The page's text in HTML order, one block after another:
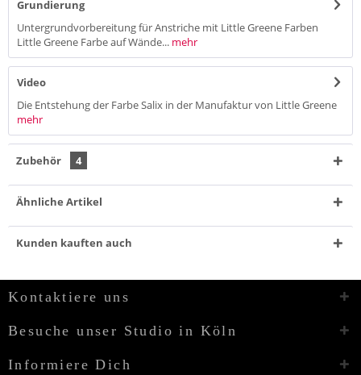
Grundierung
Untergrundvorbereitung für Anstriche mit Little Greene Farben
Little Greene Farbe auf Wände... mehr
Video
Die Entstehung der Farbe Salix in der Manufaktur von Little Greene
mehr
Zubehör 4
Ähnliche Artikel
Kunden kauften auch
Kontaktiere uns
Besuche unser Studio in Köln
Informiere Dich